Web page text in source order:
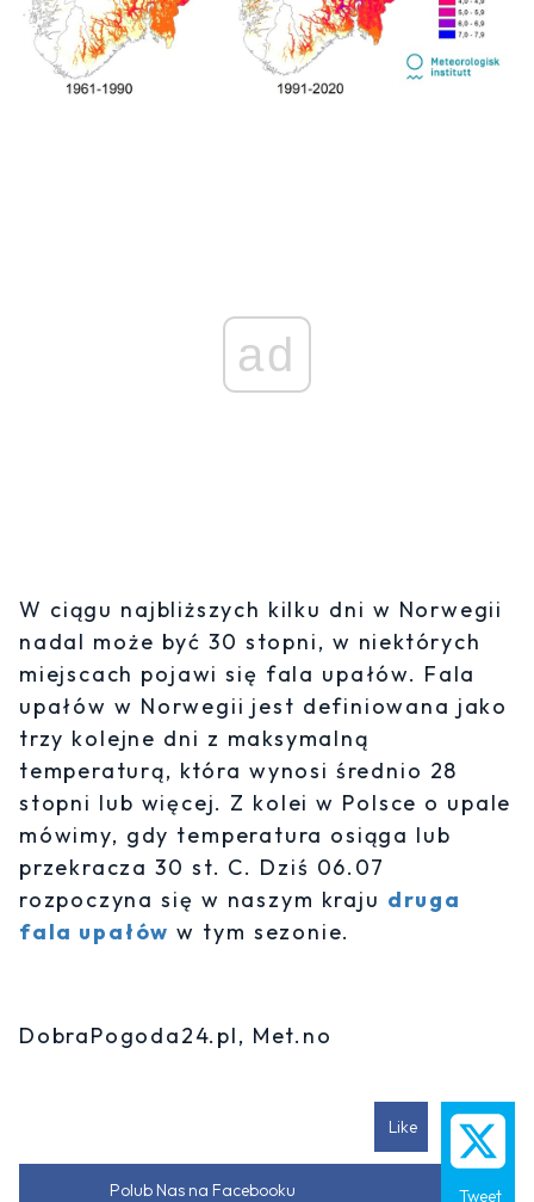
ad
W ciągu najbliższych kilku dni w Norwegii
nadal może być 30 stopni, w niektórych
miejscach pojawi się fala upałów. Fala
upałów w Norwegii jest definiowana jako
trzy kolejne dni z maksymalną
temperaturą, która wynosi średnio 28
stopni lub więcej. Z kolei w Polsce o upale
mówimy, gdy temperatura osiąga lub
przekracza 30 st. C. Dziś 06.07
rozpoczyna się w naszym kraju druga
fala upałów w tym sezonie.
DobraPogoda24.pl, Met.no
Like
Tweet
Polub Nas na Facebooku